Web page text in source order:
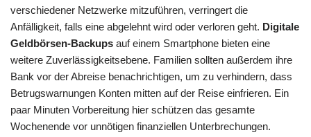
verschiedener Netzwerke mitzuführen, verringert die
Anfälligkeit, falls eine abgelehnt wird oder verloren geht. Digitale
Geldbörsen-Backups auf einem Smartphone bieten eine
weitere Zuverlässigkeitsebene. Familien sollten außerdem ihre
Bank vor der Abreise benachrichtigen, um zu verhindern, dass
Betrugswarnungen Konten mitten auf der Reise einfrieren. Ein
paar Minuten Vorbereitung hier schützen das gesamte
Wochenende vor unnötigen finanziellen Unterbrechungen.